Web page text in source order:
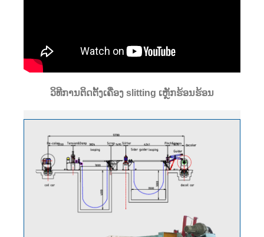
ວິທີການຕິດຕັ້ງເຄື່ອງ slitting ເຫຼັກຮ້ອນຮ້ອນ